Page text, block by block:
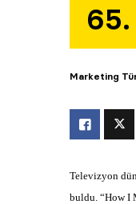
Marketing
Televizyon
buldu. “How I